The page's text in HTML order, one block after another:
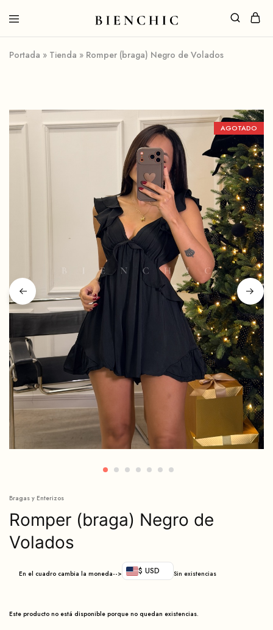
Portada » Tienda » Romper (braga) Negro de Volados
AGOTADO
Bragas y Enterizos
Romper (braga) Negro de
Volados
En el cuadro cambia la moneda--> $ USD Sin existencias
Este producto no está disponible porque no quedan existencias.